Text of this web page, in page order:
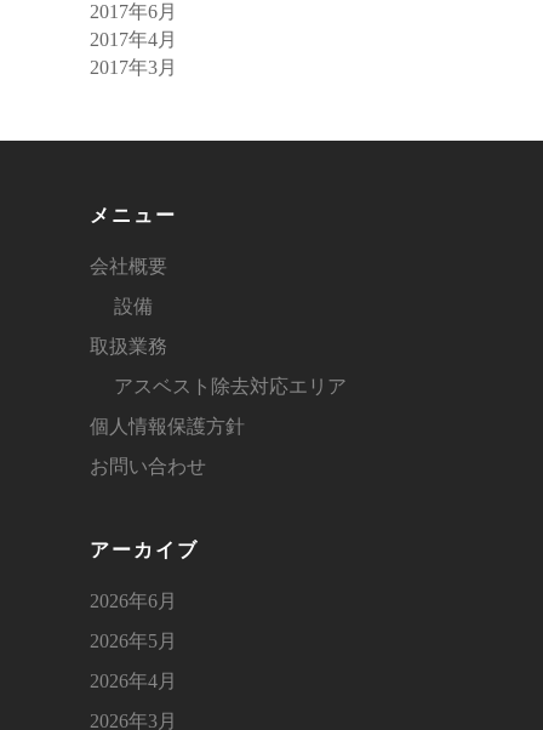
2017年6月
2017年4月
2017年3月
メニュー
会社概要
設備
取扱業務
アスベスト除去対応エリア
個人情報保護方針
お問い合わせ
アーカイブ
2026年6月
2026年5月
2026年4月
2026年3月